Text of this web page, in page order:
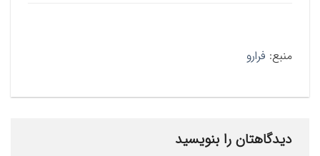
منبع: فرارو
دیدگاهتان را بنویسید